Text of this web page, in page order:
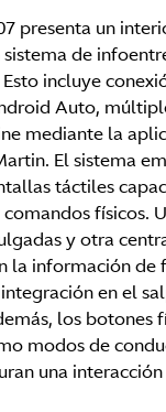
presenta un
sistema de
incluye
Auto,
mediante la
El sistema
táctiles
físicos.
y otra
la información de
en el
los botones
modos de
una